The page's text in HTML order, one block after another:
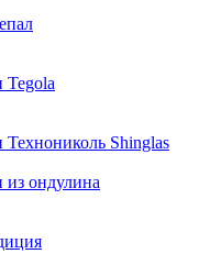
Tegola
Shinglas
ондулина